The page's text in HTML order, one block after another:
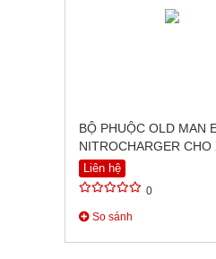
BỘ PHUỘC OLD MAN
NITROCHARGER CHO
TẢI TOYOTA HILUX
(2005-2015)
Liên hệ
0
So sánh